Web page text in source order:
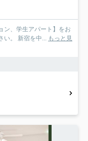
ン、学生アパート】をお
い。 新宿を中... もっと見